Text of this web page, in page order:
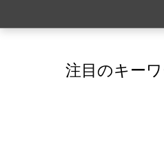
注目のキー